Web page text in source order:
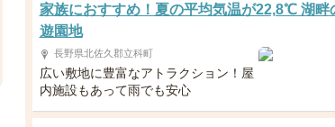
家族におすすめ！夏の平均気温が22,8℃ 湖畔
遊園地
長野県北佐久郡立科町
広い敷地に豊富なアトラクション！屋
内施設もあって雨でも安心